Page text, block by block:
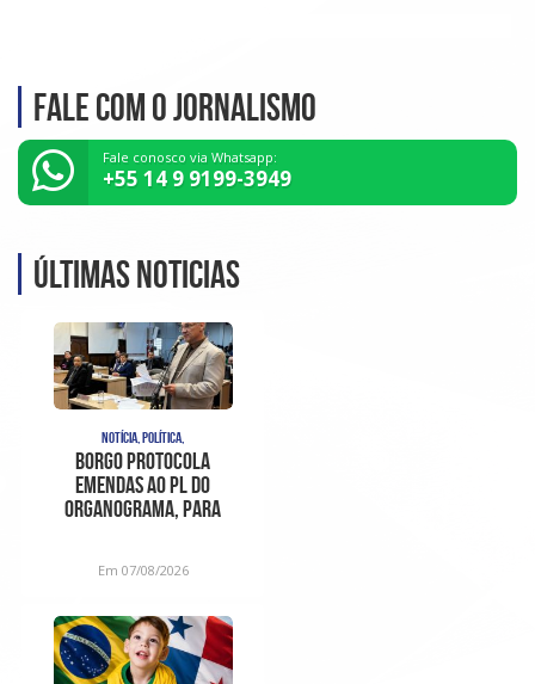
Fale com o Jornalismo
Fale conosco via Whatsapp:
+55 14 9 9199-3949
Últimas noticias
NOTÍCIA, POLÍTICA,
Borgo protocola
emendas ao PL do
organograma, para
apont
Em 07/08/2026